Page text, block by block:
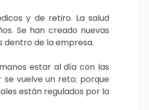
y de retiro. La salud
Se han creado nuevas
dentro de la empresa.
estar al día con las
vuelve un reto; porque
están regulados por la